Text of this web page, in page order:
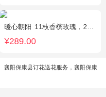
暖心朝阳 11枝香槟玫瑰，2枝向日葵，多头黄玫瑰（或类似配材替换）、桔梗搭配
¥289.00
襄阳保康县订花送花服务，襄阳保康